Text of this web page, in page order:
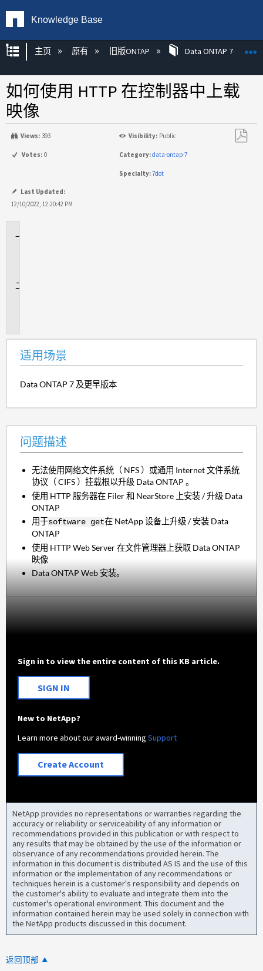
Knowledge Base
扩展/隐缩全局层次
主页 原有 旧版ONTAP Data ONTAP 7-模式
如何使用 HTTP 在控制器中上载
映像
Views: 393 Visibility: Public
Votes: 0 Category:data-ontap-7
Specialty:7dot
Last Updated:
12/10/2022, 12:20:42 PM
适用场景
Data ONTAP 7 及更早版本
问题描述
无法使用网络文件系统（ NFS ）或通用 Internet 文件系统
协议（ CIFS ）挂载根以升级 Data ONTAP 。
使用 HTTP 服务器在 Filer 和 NearStore 上安装 / 升级 Data
ONTAP
用于software get在 NetApp 设备上升级 / 安装 Data
ONTAP
使用 HTTP Web Server 在文件管理器上获取 Data ONTAP
映像
Data ONTAP Web 安装。
Sign in to view the entire content of this KB article.
SIGN IN
New to NetApp?
Learn more about our award-winningSupport
Create Account
NetApp provides no representations or warranties regarding the
accuracy or reliability or serviceability of any information or
recommendations provided in this publication or with respect to
any results that may be obtained by the use of the information or
observance of any recommendations provided herein. The
information in this document is distributed AS IS and the use of this
information or the implementation of any recommendations or
techniques herein is a customer's responsibility and depends on
the customer's ability to evaluate and integrate them into the
customer's operational environment. This document and the
information contained herein may be used solely in connection with
the NetApp products discussed in this document.
返回顶部